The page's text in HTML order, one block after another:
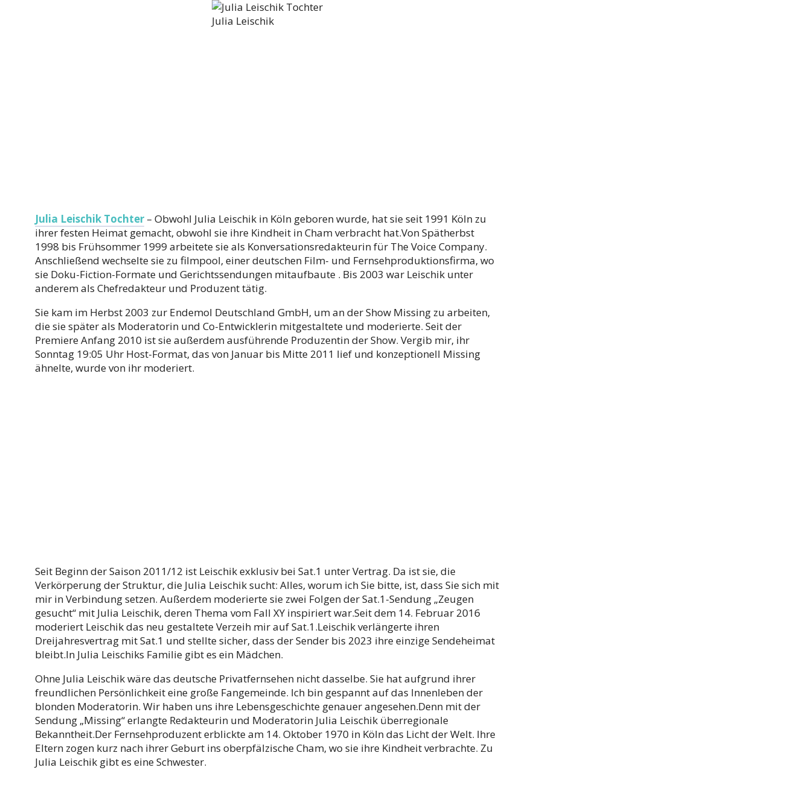
Julia Leischik
Julia Leischik Tochter – Obwohl Julia Leischik in Köln geboren wurde, hat sie seit 1991 Köln zu
ihrer festen Heimat gemacht, obwohl sie ihre Kindheit in Cham verbracht hat.Von Spätherbst
1998 bis Frühsommer 1999 arbeitete sie als Konversationsredakteurin für The Voice Company.
Anschließend wechselte sie zu filmpool, einer deutschen Film- und Fernsehproduktionsfirma, wo
sie Doku-Fiction-Formate und Gerichtssendungen mitaufbaute . Bis 2003 war Leischik unter
anderem als Chefredakteur und Produzent tätig.
Sie kam im Herbst 2003 zur Endemol Deutschland GmbH, um an der Show Missing zu arbeiten,
die sie später als Moderatorin und Co-Entwicklerin mitgestaltete und moderierte. Seit der
Premiere Anfang 2010 ist sie außerdem ausführende Produzentin der Show. Vergib mir, ihr
Sonntag 19:05 Uhr Host-Format, das von Januar bis Mitte 2011 lief und konzeptionell Missing
ähnelte, wurde von ihr moderiert.
Seit Beginn der Saison 2011/12 ist Leischik exklusiv bei Sat.1 unter Vertrag. Da ist sie, die
Verkörperung der Struktur, die Julia Leischik sucht: Alles, worum ich Sie bitte, ist, dass Sie sich mit
mir in Verbindung setzen. Außerdem moderierte sie zwei Folgen der Sat.1-Sendung „Zeugen
gesucht“ mit Julia Leischik, deren Thema vom Fall XY inspiriert war.Seit dem 14. Februar 2016
moderiert Leischik das neu gestaltete Verzeih mir auf Sat.1.Leischik verlängerte ihren
Dreijahresvertrag mit Sat.1 und stellte sicher, dass der Sender bis 2023 ihre einzige Sendeheimat
bleibt.In Julia Leischiks Familie gibt es ein Mädchen.
Ohne Julia Leischik wäre das deutsche Privatfernsehen nicht dasselbe. Sie hat aufgrund ihrer
freundlichen Persönlichkeit eine große Fangemeinde. Ich bin gespannt auf das Innenleben der
blonden Moderatorin. Wir haben uns ihre Lebensgeschichte genauer angesehen.Denn mit der
Sendung „Missing“ erlangte Redakteurin und Moderatorin Julia Leischik überregionale
Bekanntheit.Der Fernsehproduzent erblickte am 14. Oktober 1970 in Köln das Licht der Welt. Ihre
Eltern zogen kurz nach ihrer Geburt ins oberpfälzische Cham, wo sie ihre Kindheit verbrachte. Zu
Julia Leischik gibt es eine Schwester.